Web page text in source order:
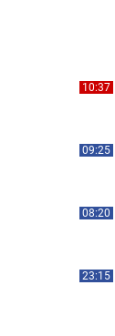
10:37
09:25
08:20
23:15